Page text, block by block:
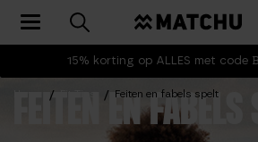
15% korting op ALLES met code
Toggle navigation
Feiten en fabels spelt
FEITEN EN